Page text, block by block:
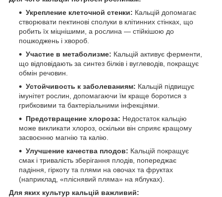
Укрепление клеточной стенки: Кальцій допомагає
створювати пектинові сполуки в клітинних стінках, що
робить їх міцнішими, а рослина — стійкішою до
пошкоджень і хвороб.
Участие в метаболизме: Кальцій активує ферменти,
що відповідають за синтез білків і вуглеводів, покращує
обмін речовин.
Устойчивость к заболеваниям: Кальцій підвищує
імунітет рослин, допомагаючи їм краще боротися з
грибковими та бактеріальними інфекціями.
Предотвращение хлороза: Недостаток кальцію
може викликати хлороз, оскільки він сприяє кращому
засвоєнню магнію та калію.
Улучшение качества плодов: Кальцій покращує
смак і тривалість зберігання плодів, попереджає
падіння, гіркоту та плями на овочах та фруктах
(наприклад, «пліснявий пляма» на яблуках).
Для яких культур кальцій важливий: